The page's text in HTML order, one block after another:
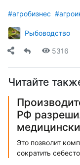
#агробизнес
Рыбоводство
5316
Читайте
РФ
Это позволит
сократить